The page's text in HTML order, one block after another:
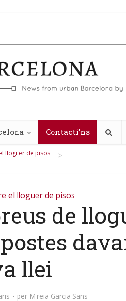
Contacti’ns
lloguer de pisos >
el lloguer de pisos
de
llei
per Mireia Garcia Sans